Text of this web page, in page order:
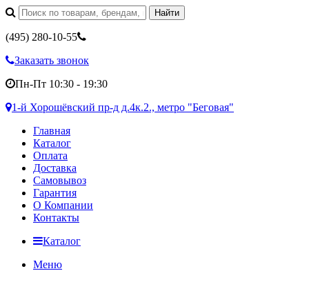
(495) 280-10-55
Заказать звонок
Пн-Пт 10:30 - 19:30
1-й Хорошёвский пр-д д.4к.2., метро "Беговая"
Главная
Каталог
Оплата
Доставка
Самовывоз
Гарантия
О Компании
Контакты
Каталог
Меню